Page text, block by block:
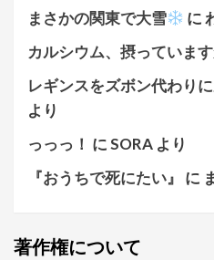
まさかの関東で大雪 に
カルシウム、摂っています
レギンスをズボン代わり
より
っっっ！ にSORA より
『おうちで死にたい』
に
著作権について